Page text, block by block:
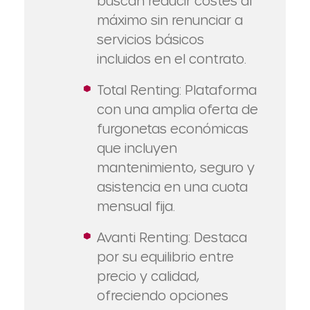
máximo sin renunciar a
servicios básicos
incluidos en el contrato.
Total Renting: Plataforma
con una amplia oferta de
furgonetas económicas
que incluyen
mantenimiento, seguro y
asistencia en una cuota
mensual fija.
Avanti Renting: Destaca
por su equilibrio entre
precio y calidad,
ofreciendo opciones